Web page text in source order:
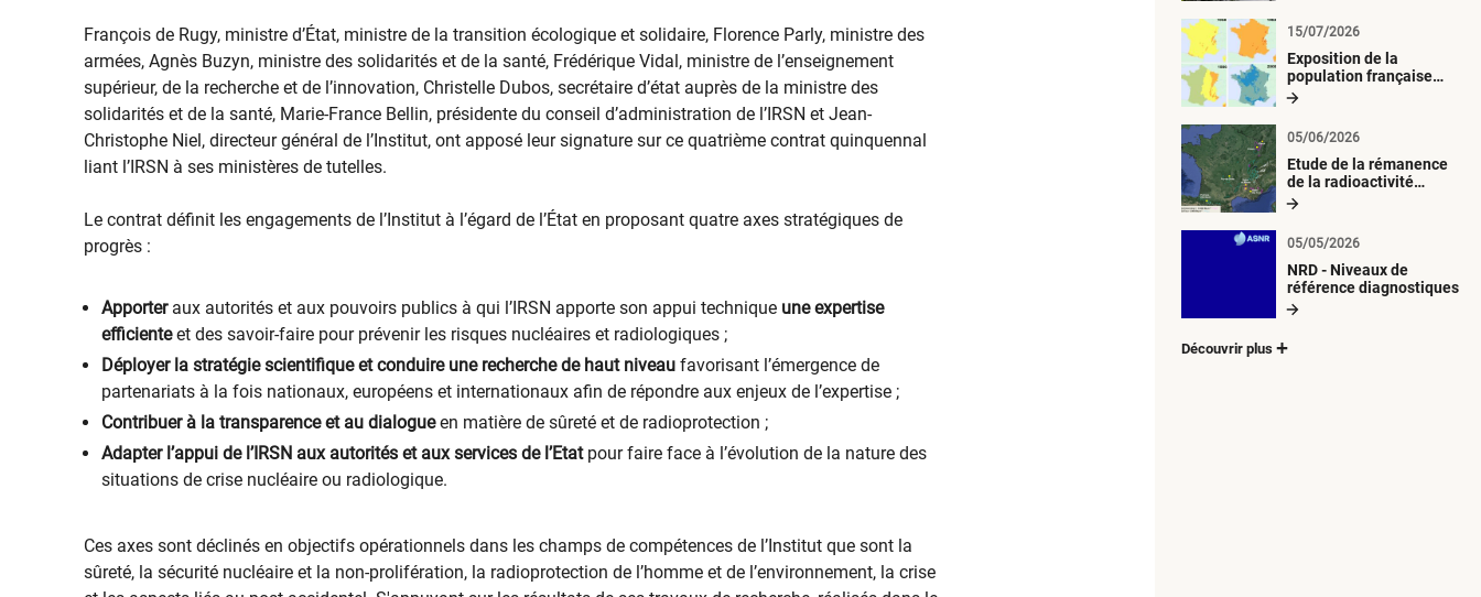
François de Rugy, ministre d’État, ministre de la transition écologique et solidaire, Florence Parly, ministre des
armées, Agnès Buzyn, ministre des solidarités et de la santé, Frédérique Vidal, ministre de l’enseignement
supérieur, de la recherche et de l’innovation, Christelle Dubos, secrétaire d’état auprès de la ministre des
solidarités et de la santé, Marie-France Bellin, présidente du conseil d’administration de l’IRSN et Jean-
Christophe Niel, directeur général de l’Institut, ont apposé leur signature sur ce quatrième contrat quinquennal
liant l’IRSN à ses ministères de tutelles.
Le contrat définit les engagements de l’Institut à l’égard de l’État en proposant quatre axes stratégiques de
progrès :
Apporter aux autorités et aux pouvoirs publics à qui l’IRSN apporte son appui technique une expertise
efficienteet des savoir-faire pour prévenir les risques nucléaires et radiologiques ;
Déployer la stratégie scientifique et conduire une recherche de haut niveau favorisant l’émergence de
partenariats à la fois nationaux, européens et internationaux afin de répondre aux enjeux de l’expertise ;
Contribuer à la transparence et au dialogueen matière de sûreté et de radioprotection ;
Adapter l’appui de l’IRSN aux autorités et aux services de l’Etat pour faire face à l’évolution de la nature des
situations de crise nucléaire ou radiologique.
Ces axes sont déclinés en objectifs opérationnels dans les champs de compétences de l’Institut que sont la
sûreté, la sécurité nucléaire et la non-prolifération, la radioprotection de l’homme et de l’environnement, la crise
Exposition de la
population française
métropolitaine aux
atmosphériques
radioactives depuis 1945
15/07/2026
Etude de la rémanence
de la radioactivité
d’origine artificielle
05/06/2026
NRD - Niveaux de
référence diagnostiques
05/05/2026
Découvrir plus